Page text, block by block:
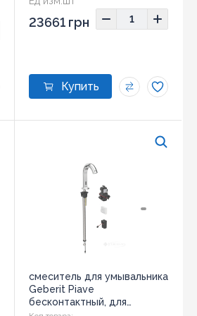
23661 грн
смеситель для умывальника
Geberit Piave
бесконтактный, для